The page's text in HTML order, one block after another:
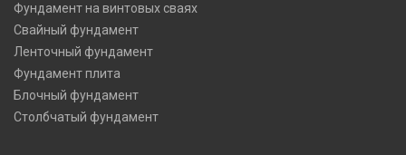
Фундамент на винтовых сваях
Свайный фундамент
Ленточный фундамент
Фундамент плита
Блочный фундамент
Столбчатый фундамент